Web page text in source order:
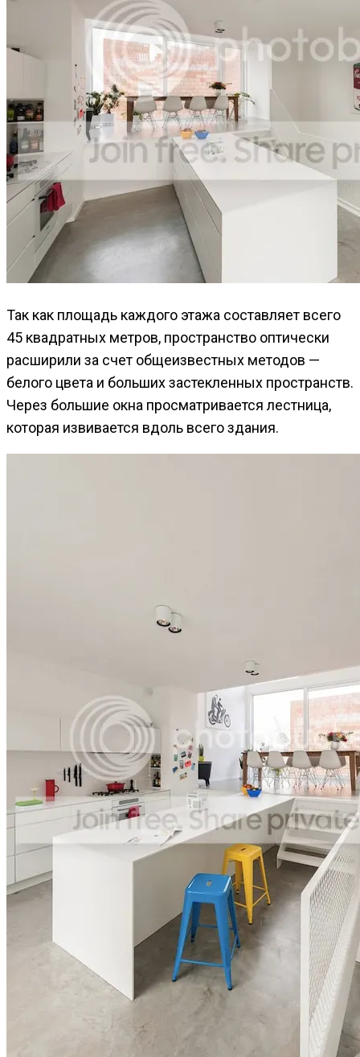
Так как площадь каждого этажа составляет всего
45 квадратных метров, пространство оптически
расширили за счет общеизвестных методов —
белого цвета и больших застекленных пространств.
Через большие окна просматривается лестница,
которая извивается вдоль всего здания.